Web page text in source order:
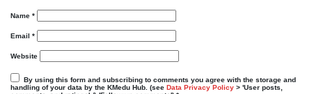
Name *
Email *
Website
By using this form and subscribing to comments you agree with the storage and
handling of your data by the KMedu Hub. (see Data Privacy Policy > 'User posts,